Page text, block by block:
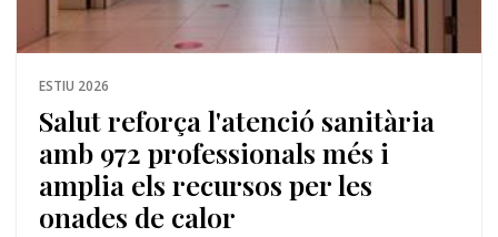
ESTIU 2026
Salut reforça l'atenció sanitària
amb 972 professionals més i
amplia els recursos per les
onades de calor